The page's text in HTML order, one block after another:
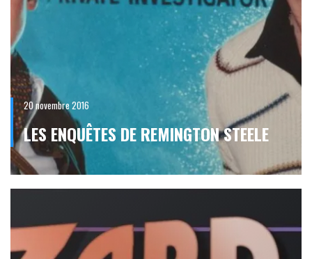
20 novembre 2016
LES ENQUÊTES DE REMINGTON STEELE